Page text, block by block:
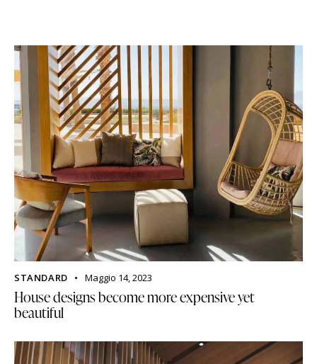
STANDARD Maggio 14, 2023
House designs become more expensive yet
beautiful